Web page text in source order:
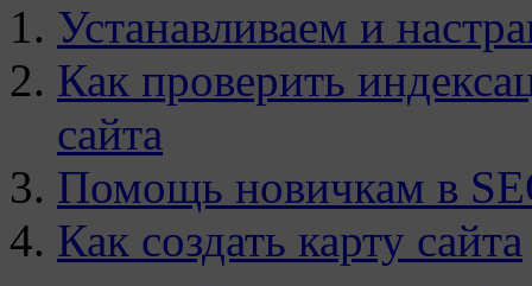
Устанавливаем и
Как проверить
сайта
Помощь новичкам в
Как создать карту сайта